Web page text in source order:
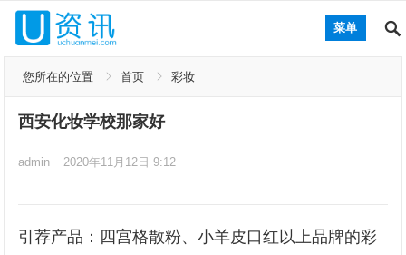
菜单
您所在的位置 首页 彩妆
西安化妆学校那家好
admin 2020年11月12日 9:12
引荐产品：四宫格散粉、小羊皮口红以上品牌的彩